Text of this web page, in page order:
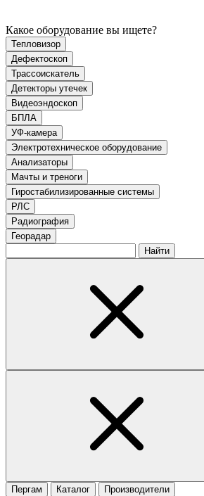
Какое оборудование вы ищете?
Тепловизор
Дефектоскоп
Трассоискатель
Детекторы утечек
Видеоэндоскоп
БПЛА
УФ-камера
Электротехническое оборудование
Анализаторы
Мачты и треноги
Гиростабилизированные системы
РЛС
Радиография
Георадар
Найти
Пергам Каталог Производители